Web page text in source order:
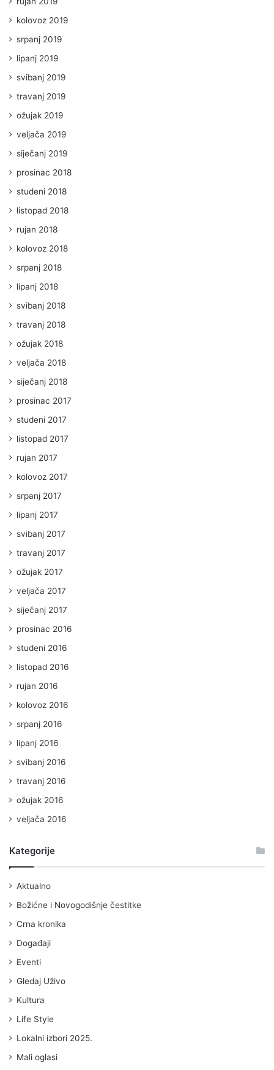
kolovoz 2019
srpanj 2019
lipanj 2019
svibanj 2019
travanj 2019
ožujak 2019
veljača 2019
siječanj 2019
prosinac 2018
studeni 2018
listopad 2018
rujan 2018
kolovoz 2018
srpanj 2018
lipanj 2018
svibanj 2018
travanj 2018
ožujak 2018
veljača 2018
siječanj 2018
prosinac 2017
studeni 2017
listopad 2017
rujan 2017
kolovoz 2017
srpanj 2017
lipanj 2017
svibanj 2017
travanj 2017
ožujak 2017
veljača 2017
siječanj 2017
prosinac 2016
studeni 2016
listopad 2016
rujan 2016
kolovoz 2016
srpanj 2016
lipanj 2016
svibanj 2016
travanj 2016
ožujak 2016
veljača 2016
Kategorije
Aktualno
Božićne i Novogodišnje čestitke
Crna kronika
Događaji
Eventi
Gledaj Uživo
Kultura
Life Style
Lokalni izbori 2025.
Mali oglasi